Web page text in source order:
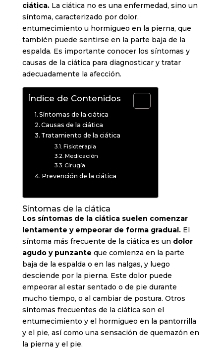
ciática.La ciática no es una enfermedad, sino un
síntoma, caracterizado por dolor,
entumecimiento u hormigueo en la pierna, que
también puede sentirse en la parte baja de la
espalda. Es importante conocer los síntomas y
causas de la ciática para diagnosticar y tratar
adecuadamente la afección.
Índice de Contenidos
Síntomas de la ciática
Causas de la ciática
Tratamiento de la ciática
Fisioterapia
Medicación
Cirugía
Prevención de la ciática
Síntomas de la ciática
Los síntomas de la ciática suelen comenzar
lentamente y empeorar de forma gradual.El
síntoma más frecuente de la ciática es un dolor
agudo y punzante que comienza en la parte
baja de la espalda o en las nalgas, y luego
desciende por la pierna. Este dolor puede
empeorar al estar sentado o de pie durante
mucho tiempo, o al cambiar de postura. Otros
síntomas frecuentes de la ciática son el
entumecimiento y el hormigueo en la pantorrilla
y el pie, así como una sensación de quemazón en
la pierna y el pie.